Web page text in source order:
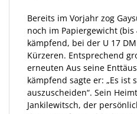
Bereits im Vorjahr zog
noch im Papiergewicht (bis
kämpfend, bei der U 17
Kürzeren. Entsprechend
erneuten Aus seine
kämpfend sagte er: „Es
auszuscheiden“. Sein
Jankilewitsch, der